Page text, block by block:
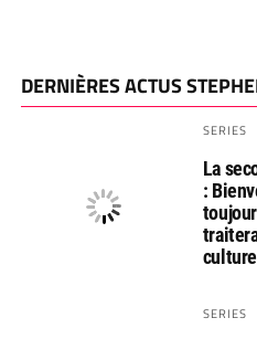
DERNIÈRES ACTUS
SERIES
La
:
SERIES